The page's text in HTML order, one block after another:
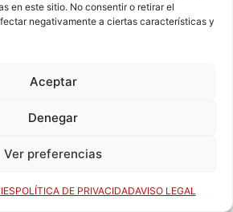
en este sitio. No consentir o retirar el
negativamente a ciertas características y
Aceptar
Denegar
Ver preferencias
POLÍTICA DE PRIVACIDADAVISO LEGAL